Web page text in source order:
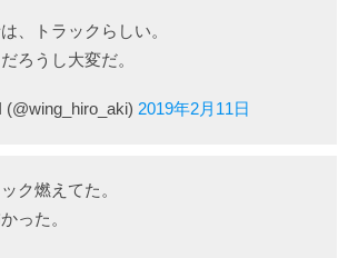
、トラックらしい。
ろうし大変だ。
2019年2月11日
ク燃えてた。
った。